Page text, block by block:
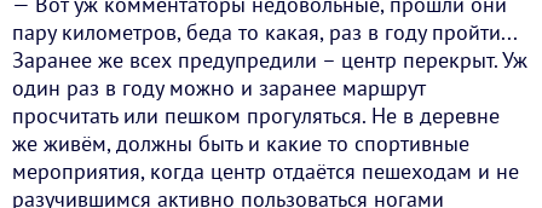
пару километров, беда то какая, раз в году пройти...
Заранее же всех предупредили – центр перекрыт. Уж
один раз в году можно и заранее маршрут
просчитать или пешком прогуляться. Не в деревне
же живём, должны быть и какие то спортивные
мероприятия, когда центр отдаётся пешеходам и не
разучившимся активно пользоваться ногами